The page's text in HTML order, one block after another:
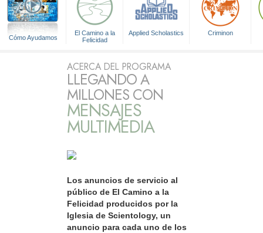
Cómo Ayudamos
El Camino a la
Felicidad
Applied Scholastics Criminon
ACERCA DEL PROGRAMA
LLEGANDO A
MILLONES CON
MENSAJES
MULTIMEDIA
Los anuncios de servicio al
público de El Camino a la
Felicidad producidos por la
Iglesia de Scientology, un
anuncio para cada uno de los